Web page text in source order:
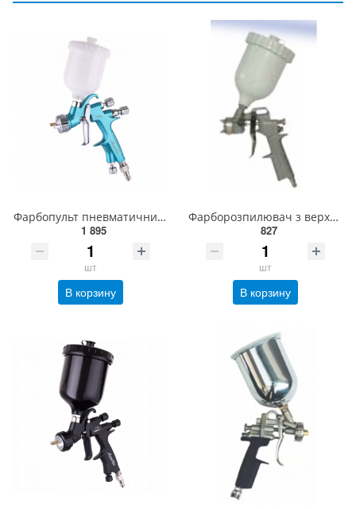
Фарбопульт пневматичний LVMP верх.пласт.бачок 250 мл, 1,2 мм AUARITA NOVA-LIGHT-1.2
1 895
шт
В корзину
Фарборозпилювач з верхнім бачком 0,5л еко; Ø1,5 мм; 200 л/хв., 3 бар.; з'єднання за допомогою гвинта
827
шт
В корзину